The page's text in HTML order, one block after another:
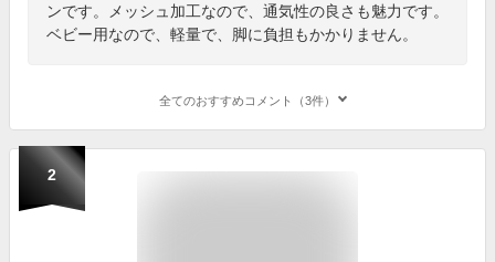
ンです。メッシュ加工なので、通気性の良さも魅力です。
ベビー用なので、軽量で、脚に負担もかかりません。
全てのおすすめコメント（3件）
2